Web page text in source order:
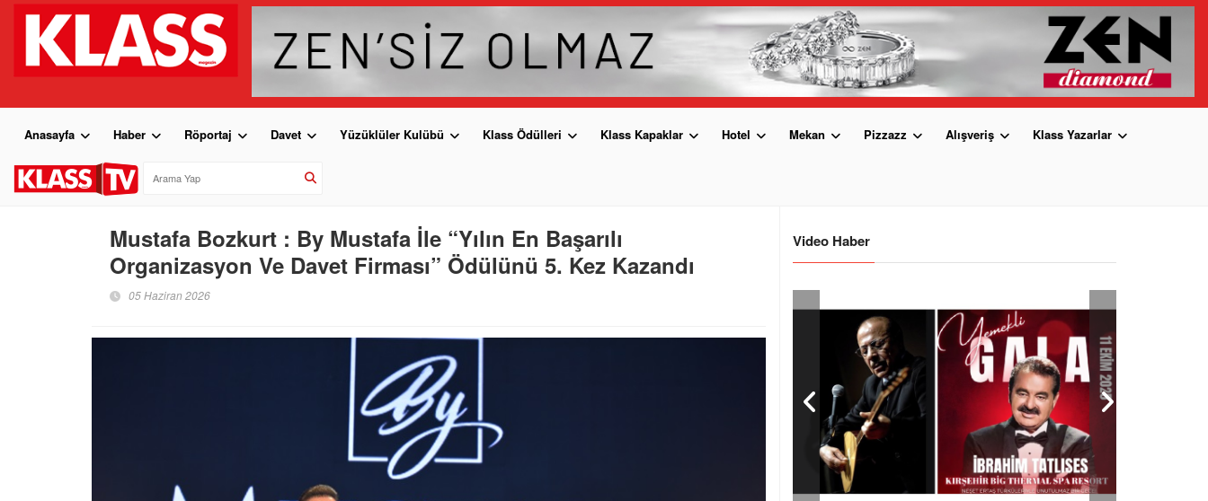
Anasayfa Haber Röportaj Davet Yüzüklüler Kulübü Klass Ödülleri Klass Kapaklar Hotel Mekan Pizzazz Alışveriş Klass Yazarlar
Mustafa Bozkurt : By Mustafa İle “Yılın En Başarılı
Organizasyon Ve Davet Firması” Ödülünü 5. Kez Kazandı
05 Haziran 2026
Video Haber